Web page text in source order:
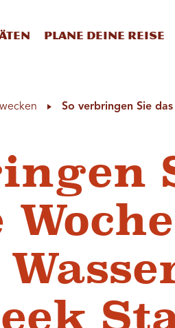
Plane deine Reise
So verbringen Sie